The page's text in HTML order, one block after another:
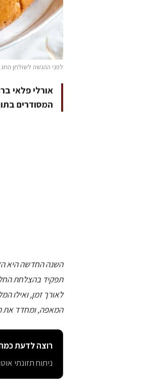
לפני ההגשה לשולחן
אורלי פלאי
המסודרים
השנה החדשה היא
תפקיד בהצלחת
לאורך זמן, ואילו
המאפה, ומחדד את
רוצה לדעת
ניתוח תזונתי